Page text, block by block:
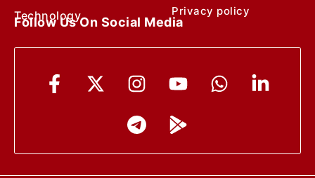
Technology
Privacy policy
Follow Us On Social Media